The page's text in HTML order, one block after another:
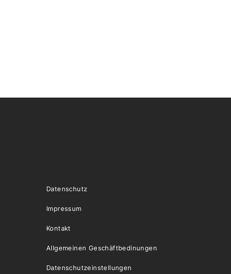
Datenschutz
Impressum
Kontakt
Allgemeinen Geschäftbedinungen
Datenschutzeinstellungen